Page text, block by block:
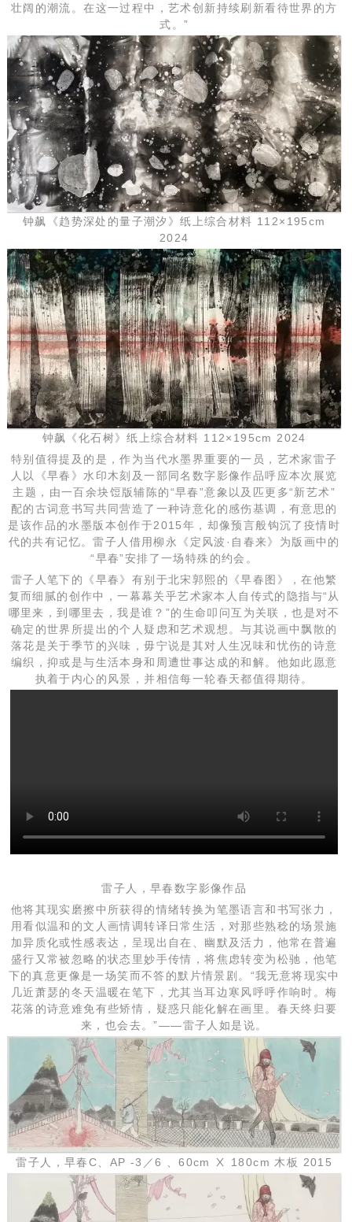
壮阔的潮流。在这一过程中，艺术创新持续刷新看待世界的方
式。”
钟飙《趋势深处的量子潮汐》纸上综合材料 112×195cm
2024
钟飙《化石树》纸上综合材料 112×195cm 2024
特别值得提及的是，作为当代水墨界重要的一员，艺术家雷子
人以《早春》水印木刻及一部同名数字影像作品呼应本次展览
主题，由一百余块饾版辅陈的“早春”意象以及匹更多“新艺术”
配的古词意书写共同营造了一种诗意化的感伤基调，有意思的
是该作品的水墨版本创作于2015年，却像预言般钩沉了疫情时
代的共有记忆。雷子人借用柳永《定风波·自春来》为版画中的
“早春”安排了一场特殊的约会。
雷子人笔下的《早春》有别于北宋郭熙的《早春图》，在他繁
复而细腻的创作中，一幕幕关乎艺术家本人自传式的隐指与“从
哪里来，到哪里去，我是谁？”的生命叩问互为关联，也是对不
确定的世界所提出的个人疑虑和艺术观想。与其说画中飘散的
落花是关于季节的兴味，毋宁说是其对人生况味和忧伤的诗意
编织，抑或是与生活本身和周遭世事达成的和解。他如此愿意
执着于内心的风景，并相信每一轮春天都值得期待。
雷子人，早春数字影像作品
他将其现实磨擦中所获得的情绪转换为笔墨语言和书写张力，
用看似温和的文人画情调转译日常生活，对那些熟稔的场景施
加异质化或性感表达，呈现出自在、幽默及活力，他常在普遍
盛行又常被忽略的状态里妙手传情，将焦虑转变为松驰，他笔
下的真意更像是一场笑而不答的默片情景剧。“我无意将现实中
几近萧瑟的冬天温暖在笔下，尤其当耳边寒风呼呼作响时。梅
花落的诗意难免有些矫情，疑惑只能化解在画里。春天终归要
来，也会去。”——雷子人如是说。
雷子人，早春C、AP -3／6 、60cm Ⅹ 180cm 木板 2015